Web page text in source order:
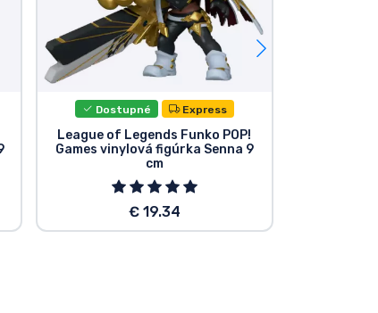
Dostupné Express
League of Legends Funko POP!
Games vinylová figúrka Senna 9
cm
€ 19.34